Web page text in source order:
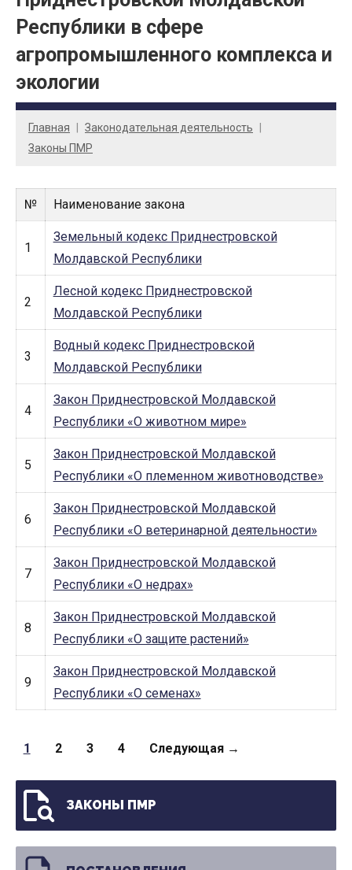
Республики в сфере
агропромышленного комплекса и
экологии
Главная
Законодательная деятельность
Законы ПМР
№ Наименование закона
1
Земельный кодекс Приднестровской
Молдавской Республики
2
Лесной кодекс Приднестровской
Молдавской Республики
3
Водный кодекс Приднестровской
Молдавской Республики
4
Закон Приднестровской Молдавской
Республики «О животном мире»
5
Закон Приднестровской Молдавской
Республики «О племенном животноводстве»
6
Закон Приднестровской Молдавской
Республики «О ветеринарной деятельности»
7
Закон Приднестровской Молдавской
Республики «О недрах»
8
Закон Приднестровской Молдавской
Республики «О защите растений»
9
Закон Приднестровской Молдавской
Республики «О семенах»
Страницы
1 2 3 4 Следующая →
ЗАКОНЫ ПМР